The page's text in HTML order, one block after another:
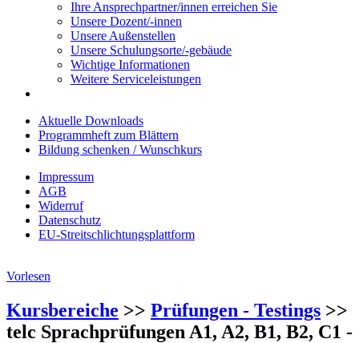
Ihre Ansprechpartner/innen erreichen Sie
Unsere Dozent/-innen
Unsere Außenstellen
Unsere Schulungsorte/-gebäude
Wichtige Informationen
Weitere Serviceleistungen
Aktuelle Downloads
Programmheft zum Blättern
Bildung schenken / Wunschkurs
Impressum
AGB
Widerruf
Datenschutz
EU-Streitschlichtungsplattform
Vorlesen
Kursbereiche >> Prüfungen - Testings >>
telc Sprachprüfungen A1, A2, B1, B2, C1 -